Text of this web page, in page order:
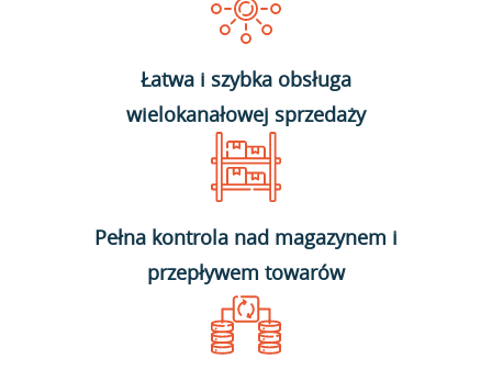
Łatwa i szybka obsługa
wielokanałowej sprzedaży
Pełna kontrola nad magazynem i
przepływem towarów